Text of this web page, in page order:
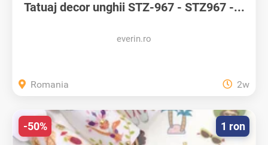
Tatuaj decor unghii STZ-967 - STZ967 -...
everin.ro
Romania 2w
1 ron
-50%